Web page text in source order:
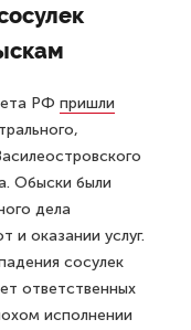
РФ пришли
Обыски были
дела
и оказании услуг.
сосулек
ответственных
исполнении